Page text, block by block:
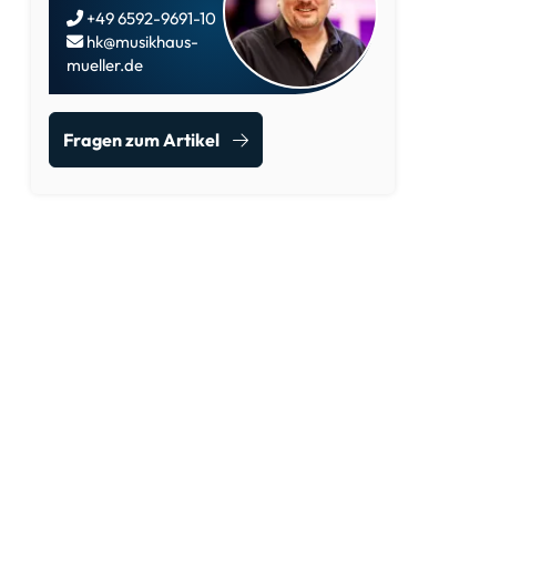
+49 6592-9691-10
hk@musikhaus-
mueller.de
Fragen zum Artikel